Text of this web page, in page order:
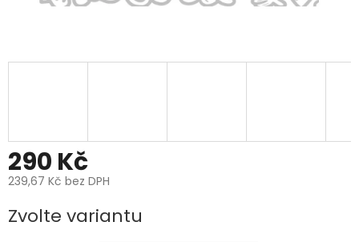
290 Kč
239,67 Kč bez DPH
Měrná
cena:
Zvolte variantu